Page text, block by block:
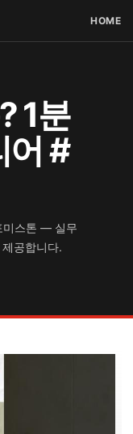
HOME
1분
어 #
미스톤 — 실무
공합니다.